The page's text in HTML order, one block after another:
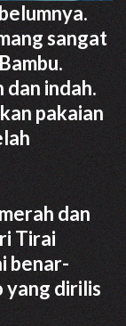
sangat
dan indah.
pakaian
dan
Tirai
benar-
yang dirilis